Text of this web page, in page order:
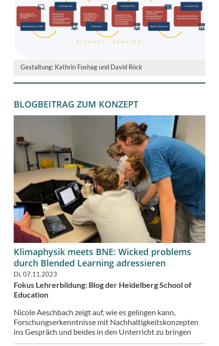
Gestaltung: Kathrin Foshag und David Röck
BLOGBEITRAG ZUM KONZEPT
Klimaphysik meets BNE: Wicked problems
durch Blended Learning adressieren
Di, 07.11.2023
Fokus Lehrerbildung: Blog der Heidelberg School of
Education
Nicole Aeschbach zeigt auf, wie es gelingen kann,
Forschungserkenntnisse mit Nachhaltigkeitskonzepten
ins Gespräch und beides in den Unterricht zu bringen